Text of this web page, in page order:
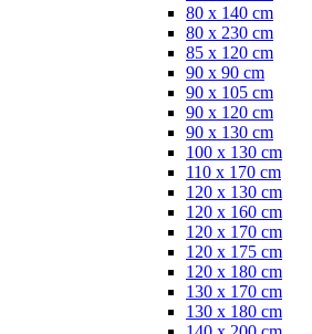
80 x 140 cm
80 x 230 cm
85 x 120 cm
90 x 90 cm
90 x 105 cm
90 x 120 cm
90 x 130 cm
100 x 130 cm
110 x 170 cm
120 x 130 cm
120 x 160 cm
120 x 170 cm
120 x 175 cm
120 x 180 cm
130 x 170 cm
130 x 180 cm